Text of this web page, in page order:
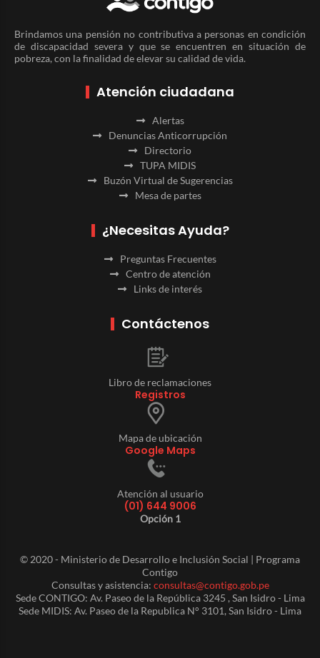
Brindamos una pensión no contributiva a personas en condición
de discapacidad severa y que se encuentren en situación de
pobreza, con la finalidad de elevar su calidad de vida.
Atención ciudadana
Alertas
Denuncias Anticorrupción
Directorio
TUPA MIDIS
Buzón Virtual de Sugerencias
Mesa de partes
¿Necesitas Ayuda?
Preguntas Frecuentes
Centro de atención
Links de interés
Contáctenos
Libro de reclamaciones
Registros
Mapa de ubicación
Google Maps
Atención al usuario
(01) 644 9006
Opción 1
© 2020 - Ministerio de Desarrollo e Inclusión Social | Programa
Contigo
Consultas y asistencia: consultas@contigo.gob.pe
Sede CONTIGO: Av. Paseo de la República 3245 , San Isidro - Lima
Sede MIDIS: Av. Paseo de la Republica N° 3101, San Isidro - Lima